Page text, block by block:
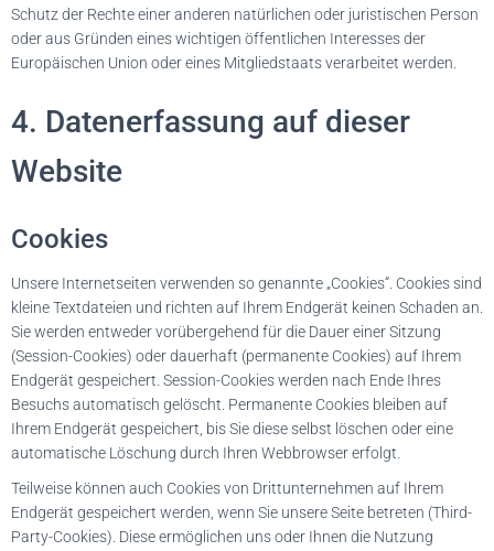
Schutz der Rechte einer anderen natürlichen oder juristischen Person
oder aus Gründen eines wichtigen öffentlichen Interesses der
Europäischen Union oder eines Mitgliedstaats verarbeitet werden.
4. Datenerfassung auf dieser
Website
Cookies
Unsere Internetseiten verwenden so genannte „Cookies“. Cookies sind
kleine Textdateien und richten auf Ihrem Endgerät keinen Schaden an.
Sie werden entweder vorübergehend für die Dauer einer Sitzung
(Session-Cookies) oder dauerhaft (permanente Cookies) auf Ihrem
Endgerät gespeichert. Session-Cookies werden nach Ende Ihres
Besuchs automatisch gelöscht. Permanente Cookies bleiben auf
Ihrem Endgerät gespeichert, bis Sie diese selbst löschen oder eine
automatische Löschung durch Ihren Webbrowser erfolgt.
Teilweise können auch Cookies von Drittunternehmen auf Ihrem
Endgerät gespeichert werden, wenn Sie unsere Seite betreten (Third-
Party-Cookies). Diese ermöglichen uns oder Ihnen die Nutzung